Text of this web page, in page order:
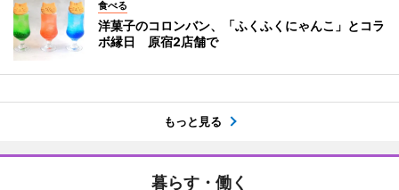
食べる
洋菓子のコロンバン、「ふくふくにゃんこ」とコラ
ボ縁日 原宿2店舗で
もっと見る
暮らす・働く